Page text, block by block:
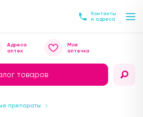
Контакты
и адреса
товаров
Адреса
аптек
Моя
аптечка
препараты